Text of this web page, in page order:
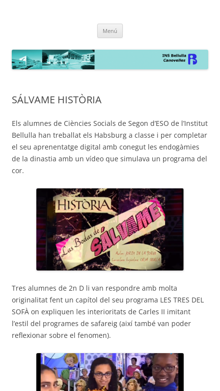
Menú
SÁLVAME HISTÒRIA
Els alumnes de Ciències Socials de Segon d’ESO de l’Institut
Bellulla han treballat els Habsburg a classe i per completar
el seu aprenentatge digital amb conegut les endogàmies
de la dinastia amb un vídeo que simulava un programa del
cor.
Tres alumnes de 2n D li van respondre amb molta
originalitat fent un capítol del seu programa LES TRES DEL
SOFÀ on expliquen les interioritats de Carles II imitant
l’estil del programes de safareig (així també van poder
reflexionar sobre el fenomen).